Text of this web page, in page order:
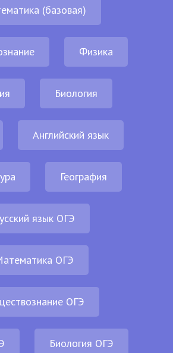
(базовая)
Физика
Биология
Английский язык
География
язык ОГЭ
ОГЭ
ОГЭ
Биология ОГЭ